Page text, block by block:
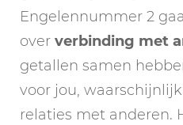
Engelennummer 2
over verbinding met
getallen samen
voor jou,
relaties met anderen.